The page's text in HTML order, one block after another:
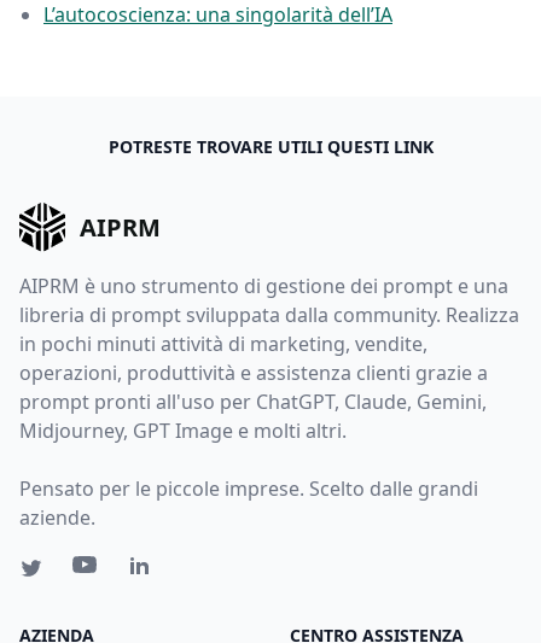
L’autocoscienza: una singolarità dell’IA
POTRESTE TROVARE UTILI QUESTI LINK
AIPRM
AIPRM è uno strumento di gestione dei prompt e una
libreria di prompt sviluppata dalla community. Realizza
in pochi minuti attività di marketing, vendite,
operazioni, produttività e assistenza clienti grazie a
prompt pronti all'uso per ChatGPT, Claude, Gemini,
Midjourney, GPT Image e molti altri.
Pensato per le piccole imprese. Scelto dalle grandi
aziende.
AZIENDA CENTRO ASSISTENZA